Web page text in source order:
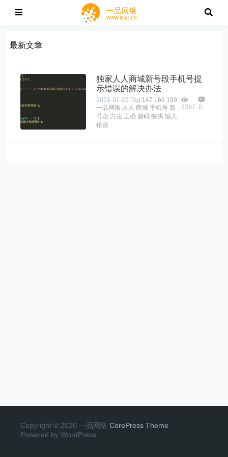
最新文章
独家人人商城新号段手机号提
示错误的解决办法
2021-01-22 Tag:147 166 199
一品网络 人人 商城 手机号 新
号段 方法 正确 源码 解决 输入
错误
3397 0
Copyright © 2020 一品网络 CorePress Theme
Powered by WordPress